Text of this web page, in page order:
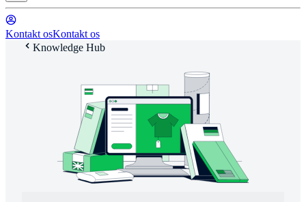
Kontakt osKontakt os
Knowledge Hub